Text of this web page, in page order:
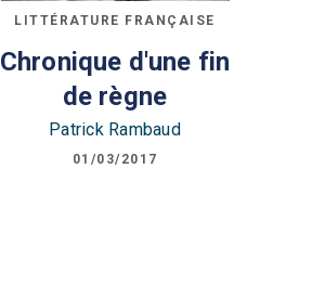
LITTÉRATURE FRANÇAISE
Chronique d'une fin
de règne
Patrick Rambaud
01/03/2017